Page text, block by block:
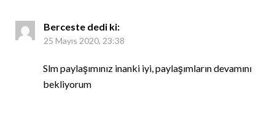
Berceste dedi ki:
25 Mayıs 2020, 23:38
Slm paylaşımınız inanki iyi, paylaşımların devamını
bekliyorum